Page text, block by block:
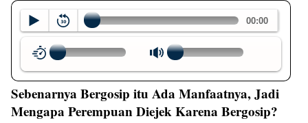
Sebenarnya Bergosip itu Ada Manfaatnya, Jadi
Mengapa Perempuan Diejek Karena Bergosip?